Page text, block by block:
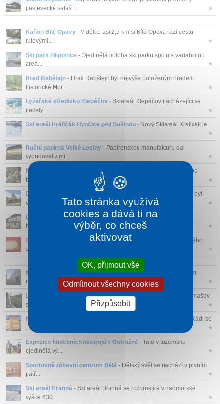
pastevecké salaš...
★
Kaňon Bílé Opavy - V délce asi 2,5 km si Bílá Opava razí cestu
rulovými...
★
Ski park Filipovice - Ojedinělá poloha ski parku spolu s variabilitou
areá...
★
Hrad Rabštejn - Hrad Rabštejn byl nejvýše položeným hradem
historické Mor...
★
Lyžařské středisko Klepáčov - Skiareál Klepáčov nacházející se
necelý...
★
Ski areál Králičák Hynčice pod Sušinou - Nový Skiareál Kraličák je
...
★
Ruční papírna Velké Losiny - Papírenskou manufakturu dal
vybudovat v mí...
★
Naučná stezka Bílá Opava
- Naučná stezka Bílá Opava vede po
březích Bí...
★
Dřevěný kostel sv. Jana Nepomuckého v Klepáčově
- Kostel byl
vystave...
★
Dominikánský klášter s kostelem Zvěstování Panny Marie
Nejvýznamn...
★
Ovčín Domašov
- Historie výroby sýrů sahá až do 60. let minulého
stolet...
★
Muzeum Vidnava
- Muzeum Vidnava v obci Vidnava je ideálním
místem pro ty, ...
★
Likérka Domašov
- BAIRNSFATHER DISTILLERY - likérka Domašov
se zabývá ru...
★
Kulturní představení ve Střeše
- Máte rádi kulturu? Divadlo? Rádi se
...
★
Expozice hudebních nástrojů v Ostružné - Tato v tuzemsku
ojedinělá vý...
★
Sportovně zábavní centrum Bělá - Dětský svět se nachází v prvním
patř...
★
Ski areál Branná - Ski areál Branná se rozprostírá v nadmořské
výšce 630...
★
Tato stránka využívá
cookies a dává ti na
výběr, co chceš
aktivovat
OK, přijmout vše
Odmítnout všechny cookies
Přizpůsobit